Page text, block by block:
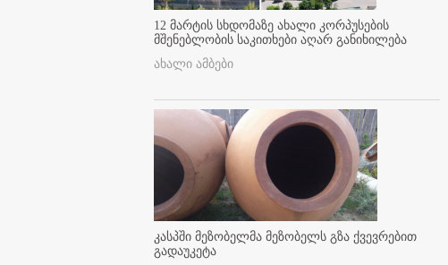
12 მარტის სხდომაზე ახალი კორპუსების
მშენებლობის საკითხები აღარ განიხილება
ახალი ამბები
კასპში მეზობელმა მეზობელს გზა ქვევრებით
გადაუკეტა